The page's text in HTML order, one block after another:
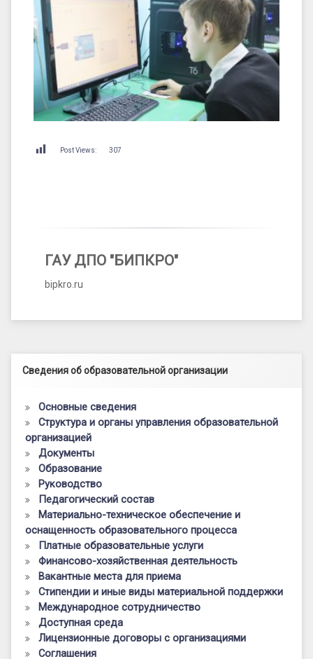
Post Views: 307
ГАУ ДПО "БИПКРО"
bipkro.ru
Левый сайдбар
Сведения об образовательной организации
Основные сведения
Структура и органы управления образовательной
организацией
Документы
Образование
Руководство
Педагогический состав
Материально-техническое обеспечение и
оснащенность образовательного процесса
Платные образовательные услуги
Финансово-хозяйственная деятельность
Вакантные места для приема
Стипендии и иные виды материальной поддержки
Международное сотрудничество
Доступная среда
Лицензионные договоры с организациями
Соглашения